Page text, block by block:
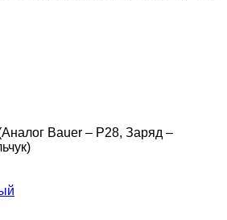
Bauer – P28, Заряд –